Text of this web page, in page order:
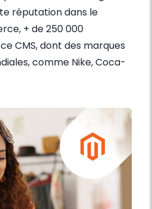
réputation dans le
+ de 250 000
CMS, dont des marques
comme Nike, Coca-